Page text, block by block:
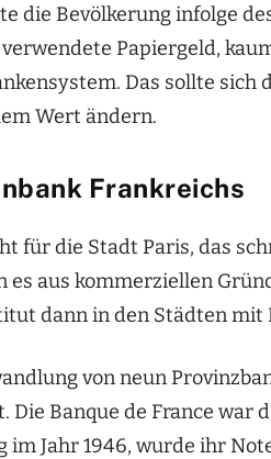
die Bevölkerung infolge
Papiergeld,
Das sollte sich
Wert ändern.
Frankreichs
für die Stadt Paris, das
aus kommerziellen
dann in den Städten mit
von neun
Banque de France war
Jahr 1946, wurde ihr